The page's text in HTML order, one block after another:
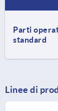
Parti
standard
Linee di